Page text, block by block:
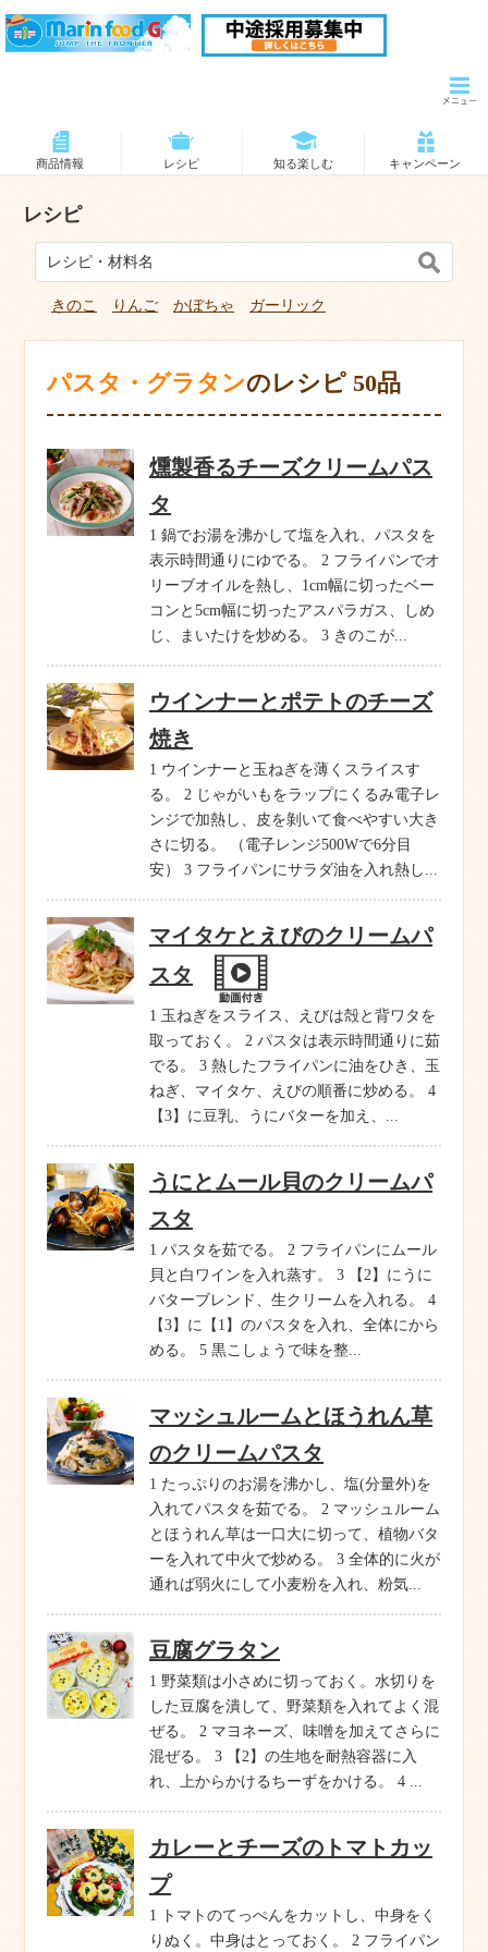
商品情報 レシピ 知る楽しむ キャンペーン
レシピ
きのこ りんご かぼちゃ ガーリック
パスタ・グラタンのレシピ 50品
燻製香るチーズクリームパス
タ
1 鍋でお湯を沸かして塩を入れ、パスタを
表示時間通りにゆでる。 2 フライパンでオ
リーブオイルを熱し、1cm幅に切ったベー
コンと5cm幅に切ったアスパラガス、しめ
じ、まいたけを炒める。 3 きのこが...
ウインナーとポテトのチーズ
焼き
1 ウインナーと玉ねぎを薄くスライスす
る。 2 じゃがいもをラップにくるみ電子レ
ンジで加熱し、皮を剝いて食べやすい大き
さに切る。 （電子レンジ500Wで6分目
安） 3 フライパンにサラダ油を入れ熱し...
マイタケとえびのクリームパ
スタ
1 玉ねぎをスライス、えびは殻と背ワタを
取っておく。 2 パスタは表示時間通りに茹
でる。 3 熱したフライパンに油をひき、玉
ねぎ、マイタケ、えびの順番に炒める。 4
【3】に豆乳、うにバターを加え、...
うにとムール貝のクリームパ
スタ
1 パスタを茹でる。 2 フライパンにムール
貝と白ワインを入れ蒸す。 3 【2】にうに
バターブレンド、生クリームを入れる。 4
【3】に【1】のパスタを入れ、全体にから
める。 5 黒こしょうで味を整...
マッシュルームとほうれん草
のクリームパスタ
1 たっぷりのお湯を沸かし、塩(分量外)を
入れてパスタを茹でる。 2 マッシュルーム
とほうれん草は一口大に切って、植物バタ
ーを入れて中火で炒める。 3 全体的に火が
通れば弱火にして小麦粉を入れ、粉気...
豆腐グラタン
1 野菜類は小さめに切っておく。水切りを
した豆腐を潰して、野菜類を入れてよく混
ぜる。 2 マヨネーズ、味噌を加えてさらに
混ぜる。 3 【2】の生地を耐熱容器に入
れ、上からかけるちーずをかける。 4 ...
カレーとチーズのトマトカッ
プ
1 トマトのてっぺんをカットし、中身をく
りぬく。中身はとっておく。 2 フライパン